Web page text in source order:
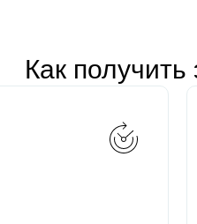
Как